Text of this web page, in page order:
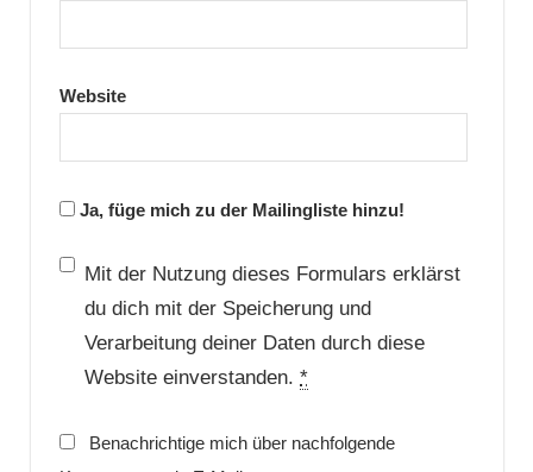
Website
Ja, füge mich zu der Mailingliste hinzu!
Mit der Nutzung dieses Formulars erklärst
du dich mit der Speicherung und
Verarbeitung deiner Daten durch diese
Website einverstanden. *
Benachrichtige mich über nachfolgende